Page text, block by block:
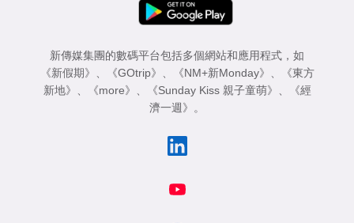
新傳媒集團的數碼平台包括多個網站和應用程式，如
《新假期》
《GOtrip》 《NM+新Monday》
《東方
新地》
《more》 《Sunday Kiss 親子童萌》
《經
濟一週》
。